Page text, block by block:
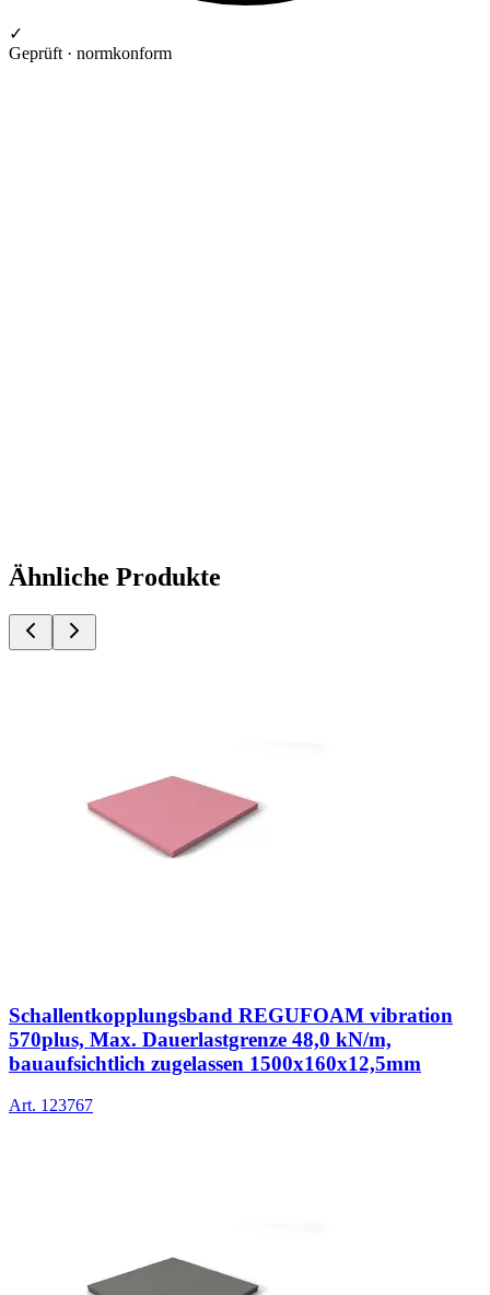
✓
Geprüft · normkonform
Ähnliche Produkte
Schallentkopplungsband REGUFOAM vibration
570plus, Max. Dauerlastgrenze 48,0 kN/m,
bauaufsichtlich zugelassen 1500x160x12,5mm
Art. 123767